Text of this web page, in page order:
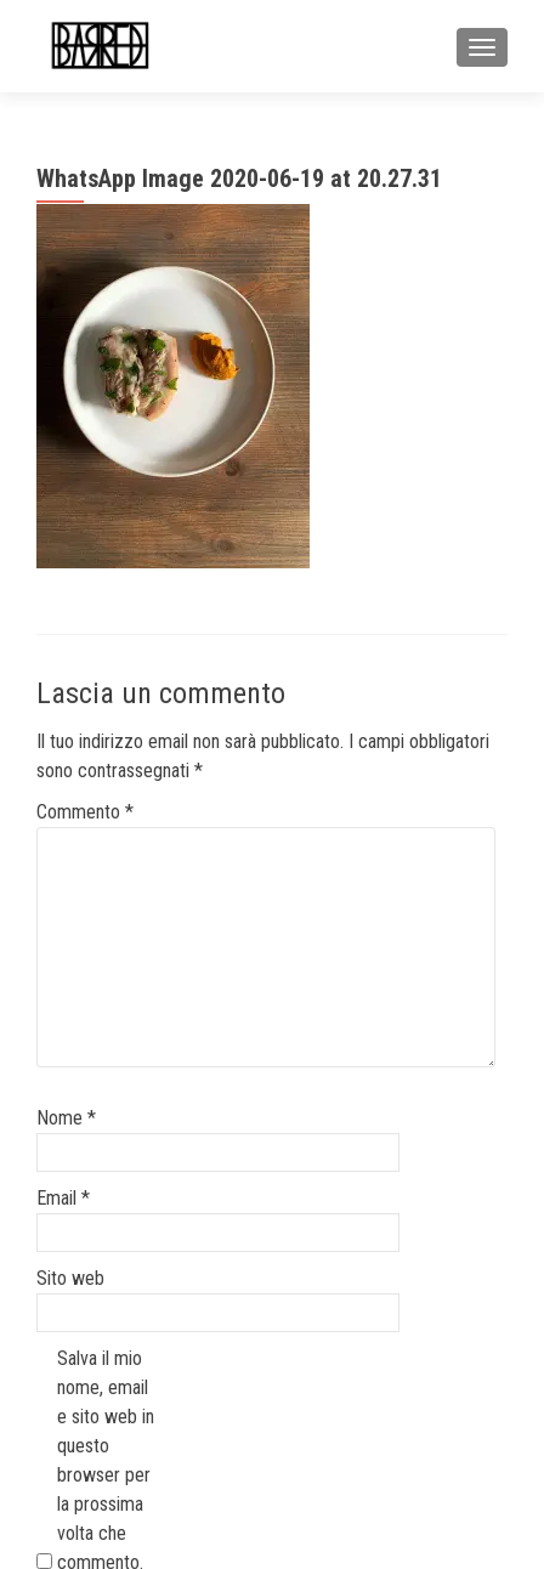
WhatsApp Image 2020-06-19 at 20.27.31
Lascia un commento
Il tuo indirizzo email non sarà pubblicato. I campi obbligatori
sono contrassegnati *
Commento *
Nome *
Email *
Sito web
Salva il mio
nome, email
e sito web in
questo
browser per
la prossima
volta che
commento.